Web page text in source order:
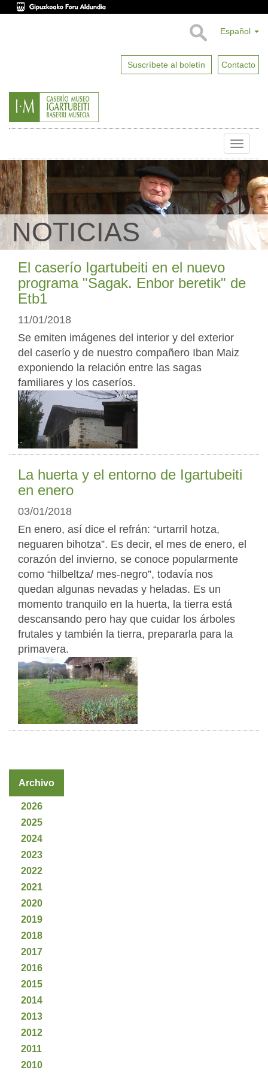
Español
Suscríbete al boletín Contacto
Toggle
NOTICIAS
El caserío Igartubeiti en el nuevo
programa "Sagak. Enbor beretik" de
Etb1
11/01/2018
Se emiten imágenes del interior y del exterior
del caserío y de nuestro compañero Iban Maiz
exponiendo la relación entre las sagas
familiares y los caseríos.
La huerta y el entorno de Igartubeiti
en enero
03/01/2018
En enero, así dice el refrán: “urtarril hotza,
neguaren bihotza”. Es decir, el mes de enero, el
corazón del invierno, se conoce popularmente
como “hilbeltza/ mes-negro”, todavía nos
quedan algunas nevadas y heladas. Es un
momento tranquilo en la huerta, la tierra está
descansando pero hay que cuidar los árboles
frutales y también la tierra, prepararla para la
primavera.
Archivo
2026
2025
2024
2023
2022
2021
2020
2019
2018
2017
2016
2015
2014
2013
2012
2011
2010